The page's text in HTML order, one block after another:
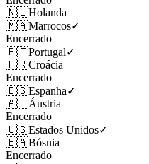
🇳🇱Holanda
🇲🇦Marrocos✓
Encerrado
🇵🇹Portugal✓
🇭🇷Croácia
Encerrado
🇪🇸Espanha✓
🇦🇹Áustria
Encerrado
🇺🇸Estados Unidos✓
🇧🇦Bósnia
Encerrado